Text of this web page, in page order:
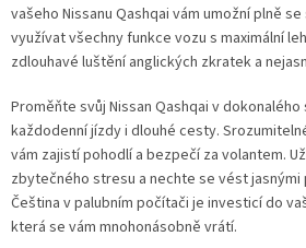
č
l
á
n
k
ů
vašeho Nissanu Qashqai vám umožní plně
využívat všechny funkce vozu s maximální
zdlouhavé luštění anglických zkratek a
Proměňte svůj Nissan Qashqai v
každodenní jízdy i dlouhé cesty.
vám zajistí pohodlí a bezpečí za volantem.
zbytečného stresu a nechte se vést jasnými
Čeština v palubním počítači je investicí do
která se vám mnohonásobně vrátí.